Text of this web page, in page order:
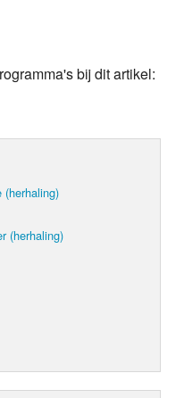
bij dit artikel:
(herhaling)
(herhaling)